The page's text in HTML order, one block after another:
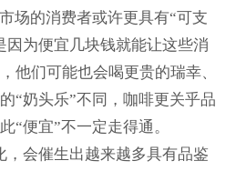
场的消费者或许更具有“可支
因为便宜几块钱就能让这些消
他们可能也会喝更贵的瑞幸、
“奶头乐”不同，咖啡更关乎品
“便宜”不一定走得通。
，会催生出越来越多具有品鉴